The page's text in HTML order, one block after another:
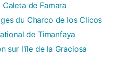
de Famara
du Charco de los Clicos
de Timanfaya
sur l'île de la Graciosa